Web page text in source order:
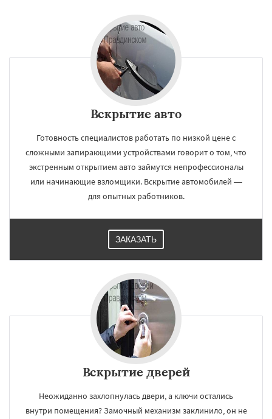
Вскрытие авто
Готовность специалистов работать по низкой цене с
сложными запирающими устройствами говорит о том, что
экстренным открытием авто займутся непрофессионалы
или начинающие взломщики. Вскрытие автомобилей —
для опытных работников.
ЗАКАЗАТЬ
Вскрытие дверей
Неожиданно захлопнулась двери, а ключи остались
внутри помещения? Замочный механизм заклинило, он не